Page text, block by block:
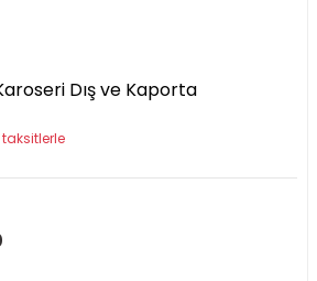
Dış ve Kaporta